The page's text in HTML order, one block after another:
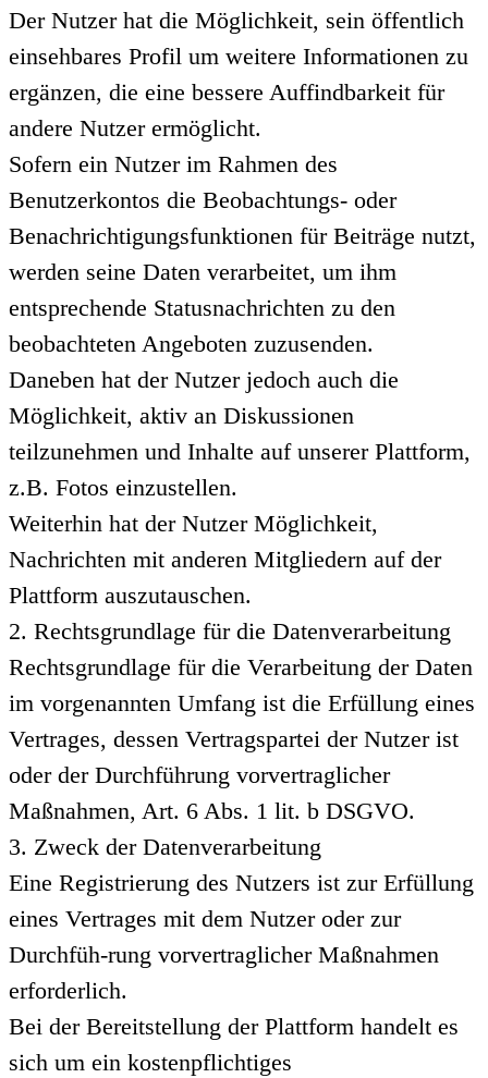
Der Nutzer hat die Möglichkeit, sein öffentlich
einsehbares Profil um weitere Informationen zu
ergänzen, die eine bessere Auffindbarkeit für
andere Nutzer ermöglicht.
Sofern ein Nutzer im Rahmen des
Benutzerkontos die Beobachtungs- oder
Benachrichtigungsfunktionen für Beiträge nutzt,
werden seine Daten verarbeitet, um ihm
entsprechende Statusnachrichten zu den
beobachteten Angeboten zuzusenden.
Daneben hat der Nutzer jedoch auch die
Möglichkeit, aktiv an Diskussionen
teilzunehmen und Inhalte auf unserer Plattform,
z.B. Fotos einzustellen.
Weiterhin hat der Nutzer Möglichkeit,
Nachrichten mit anderen Mitgliedern auf der
Plattform auszutauschen.
2. Rechtsgrundlage für die Datenverarbeitung
Rechtsgrundlage für die Verarbeitung der Daten
im vorgenannten Umfang ist die Erfüllung eines
Vertrages, dessen Vertragspartei der Nutzer ist
oder der Durchführung vorvertraglicher
Maßnahmen, Art. 6 Abs. 1 lit. b DSGVO.
3. Zweck der Datenverarbeitung
Eine Registrierung des Nutzers ist zur Erfüllung
eines Vertrages mit dem Nutzer oder zur
Durchfüh-rung vorvertraglicher Maßnahmen
erforderlich.
Bei der Bereitstellung der Plattform handelt es
sich um ein kostenpflichtiges